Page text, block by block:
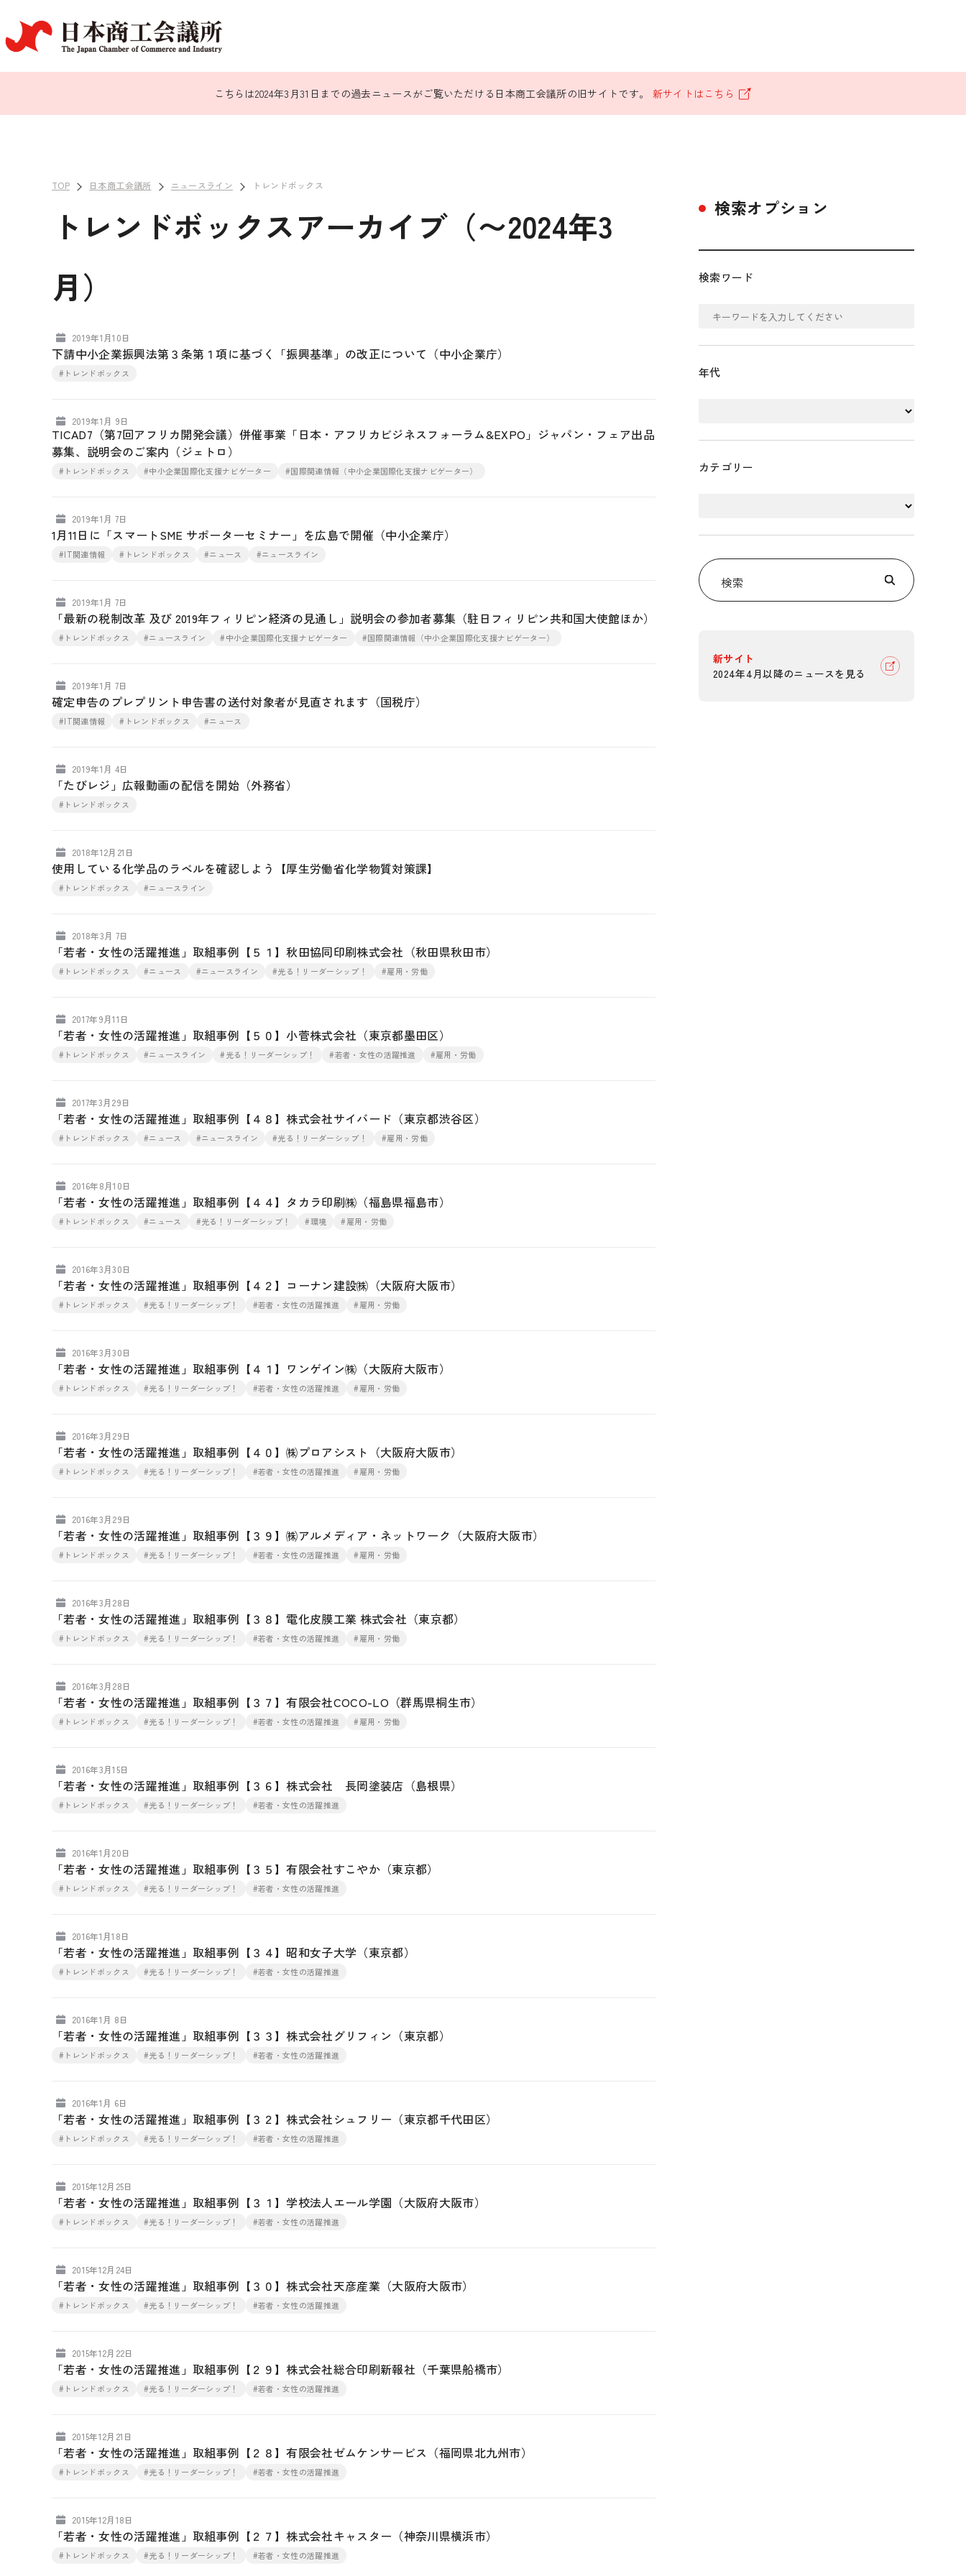
こちらは2024年3月31日までの過去ニュースがご覧いただける日本商工会議所の旧サイトです。 新サイトはこちら
TOP 日本商工会議所 ニュースライン トレンドボックス
トレンドボックスアーカイブ（〜2024年3
月）
2019年1月10日
下請中小企業振興法第３条第１項に基づく「振興基準」の改正について（中小企業庁）
#トレンドボックス
2019年1月 9日
TICAD7（第7回アフリカ開発会議）併催事業「日本・アフリカビジネスフォーラム&EXPO」ジャパン・フェア出品
募集、説明会のご案内（ジェトロ）
#トレンドボックス #中小企業国際化支援ナビゲーター #国際関連情報（中小企業国際化支援ナビゲーター）
2019年1月 7日
1月11日に「スマートSME サポーターセミナー」を広島で開催（中小企業庁）
#IT関連情報 #トレンドボックス #ニュース #ニュースライン
2019年1月 7日
「最新の税制改革 及び 2019年フィリピン経済の見通し」説明会の参加者募集（駐日フィリピン共和国大使館ほか）
#トレンドボックス #ニュースライン #中小企業国際化支援ナビゲーター #国際関連情報（中小企業国際化支援ナビゲーター）
2019年1月 7日
確定申告のプレプリント申告書の送付対象者が見直されます（国税庁）
#IT関連情報 #トレンドボックス #ニュース
2019年1月 4日
「たびレジ」広報動画の配信を開始（外務省）
#トレンドボックス
2018年12月21日
使用している化学品のラベルを確認しよう【厚生労働省化学物質対策課】
#トレンドボックス #ニュースライン
2018年3月 7日
「若者・女性の活躍推進」取組事例【５１】秋田協同印刷株式会社（秋田県秋田市）
#トレンドボックス #ニュース #ニュースライン #光る！リーダーシップ！ #雇用・労働
2017年9月11日
「若者・女性の活躍推進」取組事例【５０】小菅株式会社（東京都墨田区）
#トレンドボックス #ニュースライン #光る！リーダーシップ！ #若者・女性の活躍推進 #雇用・労働
2017年3月29日
「若者・女性の活躍推進」取組事例【４８】株式会社サイバード（東京都渋谷区）
#トレンドボックス #ニュース #ニュースライン #光る！リーダーシップ！ #雇用・労働
2016年8月10日
「若者・女性の活躍推進」取組事例【４４】タカラ印刷㈱（福島県福島市）
#トレンドボックス #ニュース #光る！リーダーシップ！ #環境 #雇用・労働
2016年3月30日
「若者・女性の活躍推進」取組事例【４２】コーナン建設㈱（大阪府大阪市）
#トレンドボックス #光る！リーダーシップ！ #若者・女性の活躍推進 #雇用・労働
2016年3月30日
「若者・女性の活躍推進」取組事例【４１】ワンゲイン㈱（大阪府大阪市）
#トレンドボックス #光る！リーダーシップ！ #若者・女性の活躍推進 #雇用・労働
2016年3月29日
「若者・女性の活躍推進」取組事例【４０】㈱プロアシスト（大阪府大阪市）
#トレンドボックス #光る！リーダーシップ！ #若者・女性の活躍推進 #雇用・労働
2016年3月29日
「若者・女性の活躍推進」取組事例【３９】㈱アルメディア・ネットワーク（大阪府大阪市）
#トレンドボックス #光る！リーダーシップ！ #若者・女性の活躍推進 #雇用・労働
2016年3月28日
「若者・女性の活躍推進」取組事例【３８】電化皮膜工業 株式会社（東京都）
#トレンドボックス #光る！リーダーシップ！ #若者・女性の活躍推進 #雇用・労働
2016年3月28日
「若者・女性の活躍推進」取組事例【３７】有限会社COCO-LO（群馬県桐生市）
#トレンドボックス #光る！リーダーシップ！ #若者・女性の活躍推進 #雇用・労働
2016年3月15日
「若者・女性の活躍推進」取組事例【３６】株式会社 長岡塗装店（島根県）
#トレンドボックス #光る！リーダーシップ！ #若者・女性の活躍推進
2016年1月20日
「若者・女性の活躍推進」取組事例【３５】有限会社すこやか（東京都）
#トレンドボックス #光る！リーダーシップ！ #若者・女性の活躍推進
2016年1月18日
「若者・女性の活躍推進」取組事例【３４】昭和女子大学（東京都）
#トレンドボックス #光る！リーダーシップ！ #若者・女性の活躍推進
2016年1月 8日
「若者・女性の活躍推進」取組事例【３３】株式会社グリフィン（東京都）
#トレンドボックス #光る！リーダーシップ！ #若者・女性の活躍推進
2016年1月 6日
「若者・女性の活躍推進」取組事例【３２】株式会社シュフリー（東京都千代田区）
#トレンドボックス #光る！リーダーシップ！ #若者・女性の活躍推進
2015年12月25日
「若者・女性の活躍推進」取組事例【３１】学校法人エール学園（大阪府大阪市）
#トレンドボックス #光る！リーダーシップ！ #若者・女性の活躍推進
2015年12月24日
「若者・女性の活躍推進」取組事例【３０】株式会社天彦産業（大阪府大阪市）
#トレンドボックス #光る！リーダーシップ！ #若者・女性の活躍推進
2015年12月22日
「若者・女性の活躍推進」取組事例【２９】株式会社総合印刷新報社（千葉県船橋市）
#トレンドボックス #光る！リーダーシップ！ #若者・女性の活躍推進
2015年12月21日
「若者・女性の活躍推進」取組事例【２８】有限会社ゼムケンサービス（福岡県北九州市）
#トレンドボックス #光る！リーダーシップ！ #若者・女性の活躍推進
2015年12月18日
「若者・女性の活躍推進」取組事例【２７】株式会社キャスター（神奈川県横浜市）
#トレンドボックス #光る！リーダーシップ！ #若者・女性の活躍推進
検索オプション
検索ワード
年代
カテゴリー
検索
新サイト
2024年4月以降のニュースを見る